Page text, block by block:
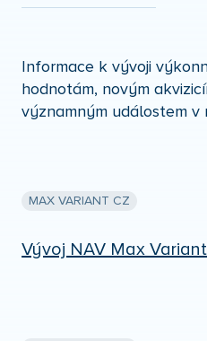
Informace k vývoji
hodnotám, novým
významným událostem v
MAX VARIANT CZ
Vývoj NAV Max